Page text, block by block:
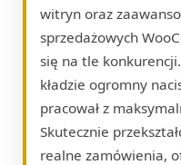
witryn oraz
sprzedażowych
się na tle
kładzie ogromny
pracował z
Skutecznie
realne zamówienia,